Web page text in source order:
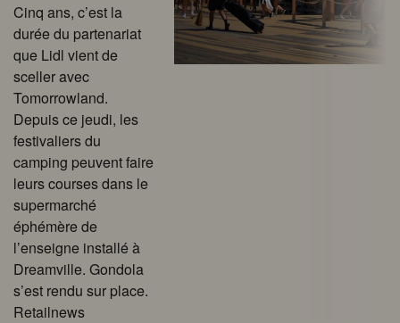
Cinq ans, c’est la
durée du partenariat
que Lidl vient de
sceller avec
Tomorrowland.
Depuis ce jeudi, les
festivaliers du
camping peuvent faire
leurs courses dans le
supermarché
éphémère de
l’enseigne installé à
Dreamville. Gondola
s’est rendu sur place.
Retailnews